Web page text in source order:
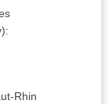
):
Rhin